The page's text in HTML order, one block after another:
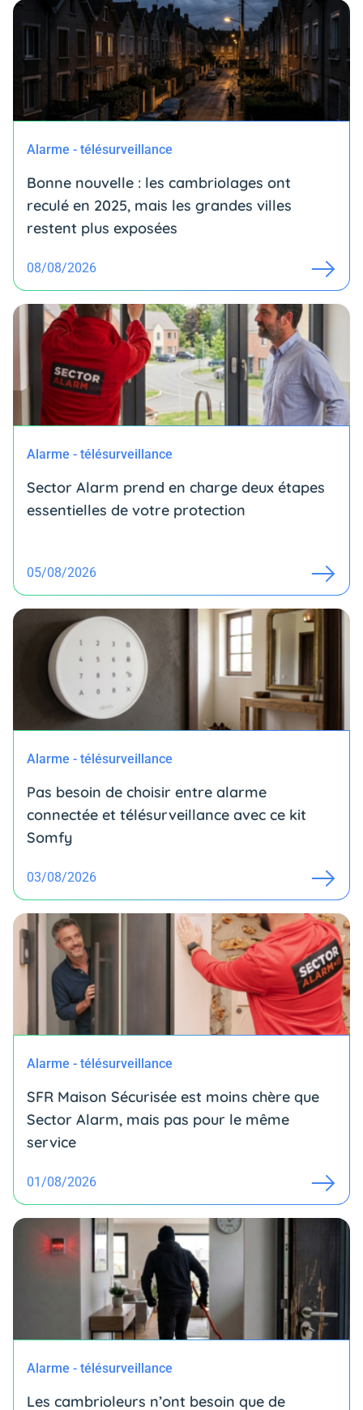
Alarme - télésurveillance
Bonne nouvelle : les cambriolages ont
reculé en 2025, mais les grandes villes
restent plus exposées
08/08/2026
Alarme - télésurveillance
Sector Alarm prend en charge deux étapes
essentielles de votre protection
05/08/2026
Alarme - télésurveillance
Pas besoin de choisir entre alarme
connectée et télésurveillance avec ce kit
Somfy
03/08/2026
Alarme - télésurveillance
SFR Maison Sécurisée est moins chère que
Sector Alarm, mais pas pour le même
service
01/08/2026
Alarme - télésurveillance
Les cambrioleurs n’ont besoin que de